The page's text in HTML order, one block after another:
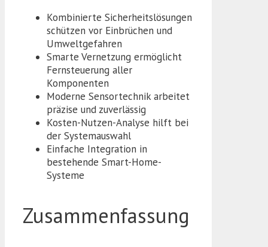
Kombinierte Sicherheitslösungen
schützen vor Einbrüchen und
Umweltgefahren
Smarte Vernetzung ermöglicht
Fernsteuerung aller
Komponenten
Moderne Sensortechnik arbeitet
präzise und zuverlässig
Kosten-Nutzen-Analyse hilft bei
der Systemauswahl
Einfache Integration in
bestehende Smart-Home-
Systeme
Zusammenfassung